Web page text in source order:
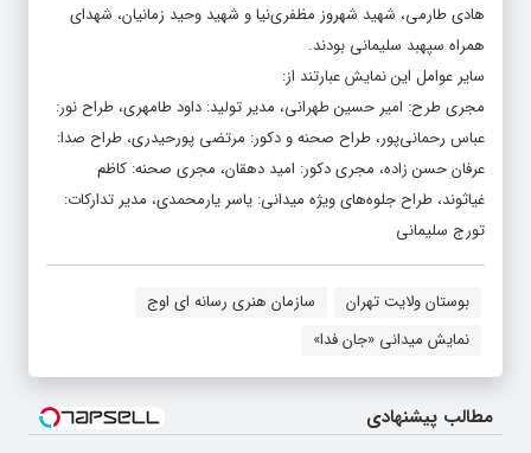
هادی طارمی، شهید شهروز مظفری‌نیا و شهید وحید زمانیان، شهدای
همراه سپهبد سلیمانی بودند.
سایر عوامل این نمایش عبارتند از:
مجری طرح: امیر حسین طهرانی، مدیر تولید: داود طامهری، طراح نور:
عباس رحمانی‌پور، طراح صحنه و دکور: مرتضی پورحیدری، طراح صدا:
عرفان حسن زاده، مجری دکور: امید دهقان، مجری صحنه: کاظم
غیاثوند، طراح جلوه‌های ویژه میدانی: یاسر یارمحمدی، مدیر تدارکات:
تورج سلیمانی
بوستان ولایت تهران
سازمان هنری رسانه ای اوج
نمایش میدانی «جان فدا»
مطالب پیشنهادی